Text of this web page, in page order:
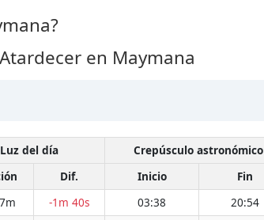
en Maymana
Luz del día Crepúsculo astronómico
Dif. Inicio Fin
-1m 40s 03:38 20:54